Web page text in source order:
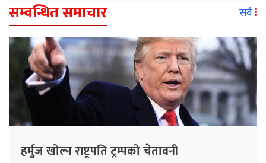
सम्वन्धित समाचार सबै
हर्मुज खोल्न राष्ट्रपति ट्रम्पको चेतावनी